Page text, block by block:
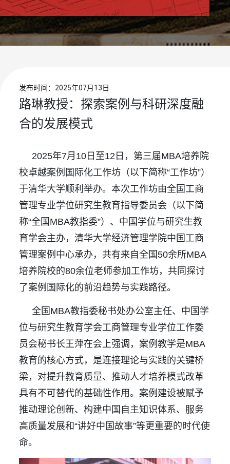
发布时间：2025年07月13日
路琳教授：探索案例与科研深度融
合的发展模式
2025年7月10日至12日，第三届MBA培养院
校卓越案例国际化工作坊（以下简称“工作坊”）
于清华大学顺利举办。本次工作坊由全国工商
管理专业学位研究生教育指导委员会（以下简
称“全国MBA教指委”）、中国学位与研究生教
育学会主办，清华大学经济管理学院中国工商
管理案例中心承办，共有来自全国50余所MBA
培养院校的80余位老师参加工作坊，共同探讨
了案例国际化的前沿趋势与实践路径。
全国MBA教指委秘书处办公室主任、中国学
位与研究生教育学会工商管理专业学位工作委
员会秘书长王萍在会上强调，案例教学是MBA
教育的核心方式，是连接理论与实践的关键桥
梁，对提升教育质量、推动人才培养模式改革
具有不可替代的基础性作用。案例建设被赋予
推动理论创新、构建中国自主知识体系、服务
高质量发展和“讲好中国故事”等更重要的时代使
命。